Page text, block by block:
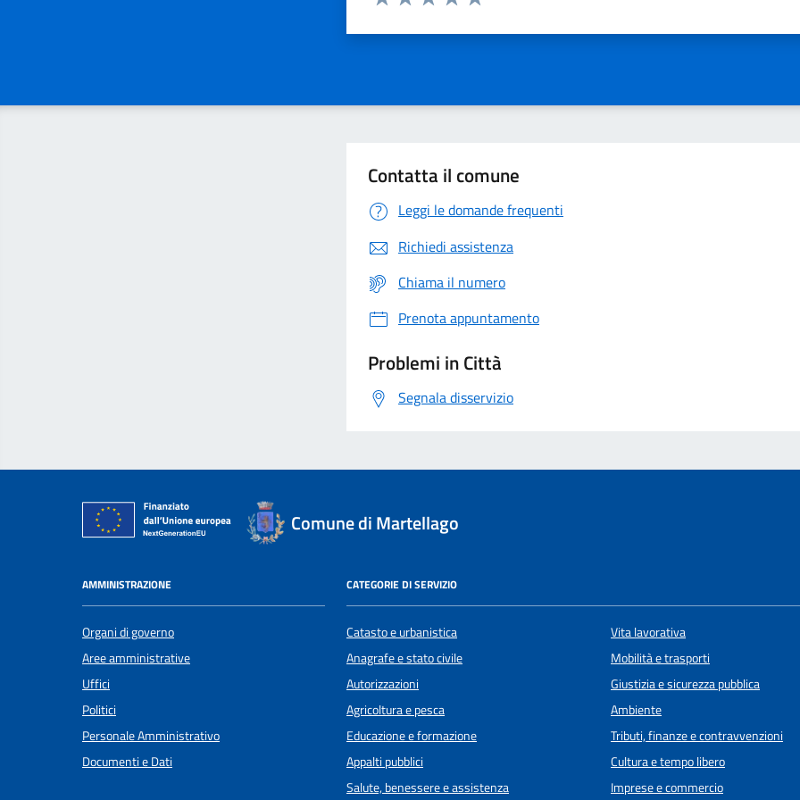
Contatta il comune
Leggi le domande frequenti
Richiedi assistenza
Chiama il numero
Prenota appuntamento
Problemi in Città
Segnala disservizio
Comune di Martellago
AMMINISTRAZIONE
Organi di governo
Aree amministrative
Uffici
Politici
Personale Amministrativo
Documenti e Dati
CATEGORIE DI SERVIZIO
Catasto e urbanistica
Anagrafe e stato civile
Autorizzazioni
Agricoltura e pesca
Educazione e formazione
Appalti pubblici
Salute, benessere e assistenza
Vita lavorativa
Mobilità e trasporti
Giustizia e sicurezza pubblica
Ambiente
Tributi, finanze e contravvenzioni
Cultura e tempo libero
Imprese e commercio